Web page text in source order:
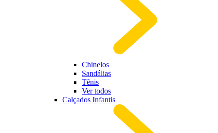
Chinelos
Sandálias
Tênis
Ver todos
Calçados Infantis